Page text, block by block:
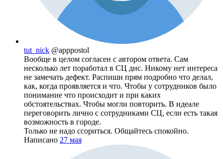
tut_nick @apppostol
Вообще в целом согласен с автором ответа. Сам
несколько лет поработал в СЦ днс. Никому нет интереса
не замечать дефект. Распиши прям подробно что делал,
как, когда проявляется и что. Чтобы у сотрудников было
понимание что происходит и при каких
обстоятельствах. Чтобы могли повторить. В идеале
переговорить лично с сотрудниками СЦ, если есть такая
возможность в городе.
Только не надо ссориться. Общайтесь спокойно.
Написано 27 мая